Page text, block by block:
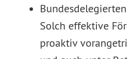
Solch effektive
proaktiv